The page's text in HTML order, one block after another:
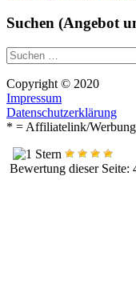
Suchen (Angebot
Suche
nach:
Copyright © 2020
Impressum
Datenschutzerklärung
* = Affiliatelink/Werbung
Bewertung dieser